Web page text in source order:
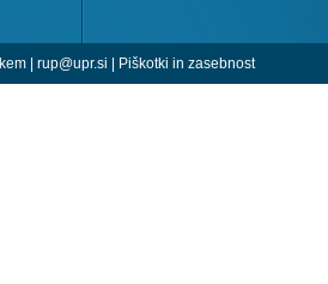
| rup@upr.si | Piškotki in zasebnost